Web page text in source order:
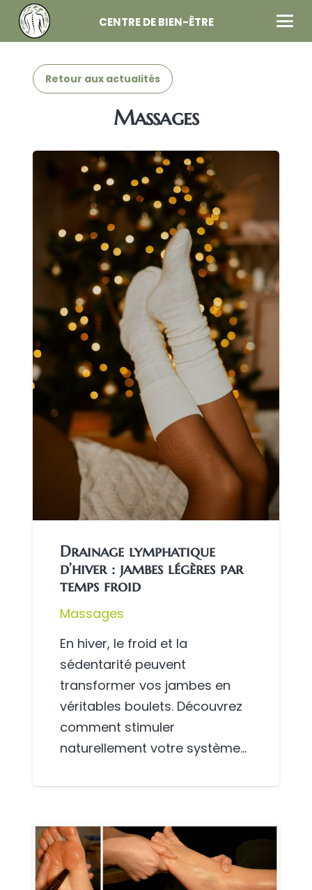
CENTRE DE BIEN-ÊTRE
Retour aux actualités
Massages
Drainage lymphatique
d’hiver : jambes légères par
temps froid
Massages
En hiver, le froid et la
sédentarité peuvent
transformer vos jambes en
véritables boulets. Découvrez
comment stimuler
naturellement votre système…